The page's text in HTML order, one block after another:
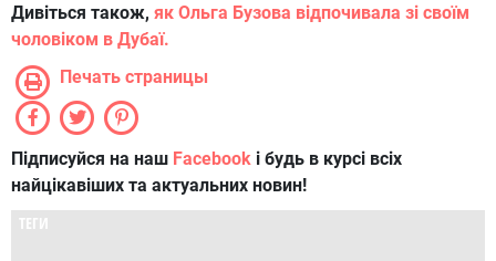
Дивіться також, як Ольга Бузова відпочивала зі своїм
чоловіком в Дубаї.
Печать страницы
Підписуйся на наш Facebook і будь в курсі всіх
найцікавіших та актуальних новин!
ТЕГИ